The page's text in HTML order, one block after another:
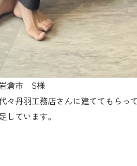
倉市 S様
々丹羽工務店さんに建ててもらっ
しています。